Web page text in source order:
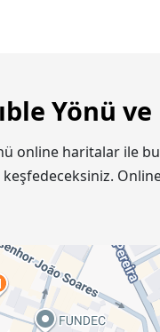
Yönü
online haritalar ile